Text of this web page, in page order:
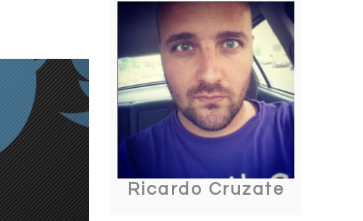
Ricardo Cruzate